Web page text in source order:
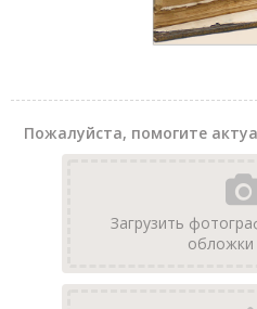
Пожалуйста, помогите
Загрузить
обложки